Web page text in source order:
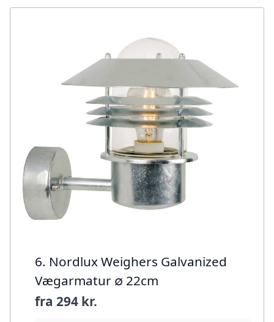
6. Nordlux Weighers Galvanized
Vægarmatur ∅ 22cm
fra 294 kr.